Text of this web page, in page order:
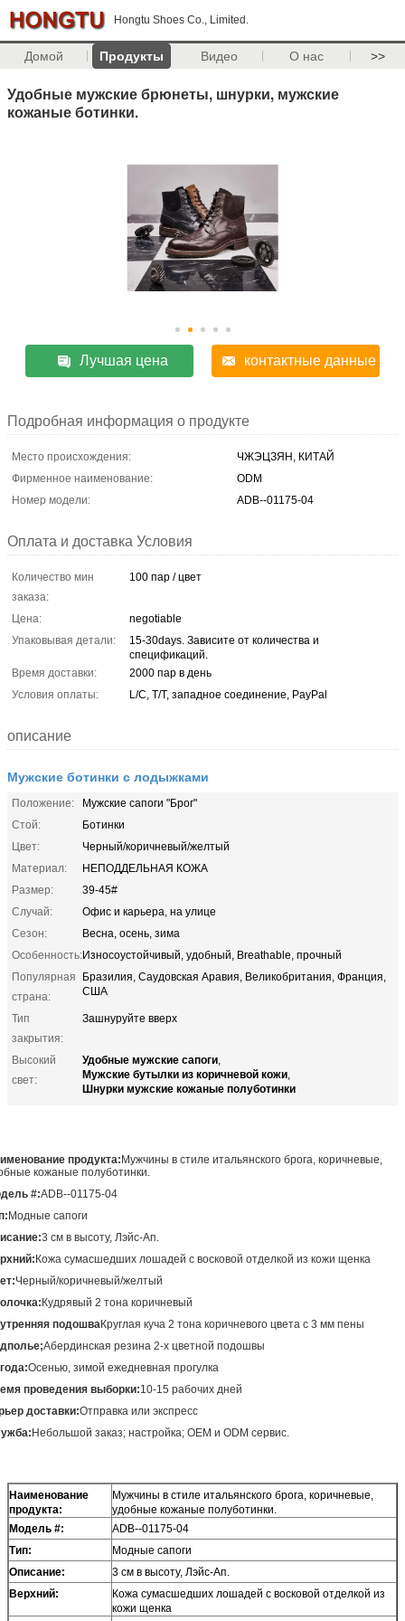
Hongtu Shoes Co., Limited.
Домой Продукты Видео О нас >>
Удобные мужские брюнеты, шнурки, мужские
кожаные ботинки.
Лучшая цена контактные данные
Подробная информация о продукте
Место происхождения:
ЧЖЭЦЗЯН, КИТАЙ
Фирменное наименование:
ODM
Номер модели:
ADB--01175-04
Оплата и доставка Условия
Количество мин
заказа:
100 пар / цвет
Цена:
negotiable
Упаковывая детали:
15-30days. Зависите от количества и
спецификаций.
Время доставки:
2000 пар в день
Условия оплаты:
L/C, T/T, западное соединение, PayPal
описание
Мужские ботинки с лодыжками
Положение:
Мужские сапоги "Брог"
Стой:
Ботинки
Цвет:
Черный/коричневый/желтый
Материал:
НЕПОДДЕЛЬНАЯ КОЖА
Размер:
39-45#
Случай:
Офис и карьера, на улице
Сезон:
Весна, осень, зима
Особенность:Износоустойчивый, удобный, Breathable, прочный
Популярная
страна:
Бразилия, Саудовская Аравия, Великобритания, Франция,
США
Тип
закрытия:
Зашнуруйте вверх
Высокий
свет:
Удобные мужские сапоги,
Мужские бутылки из коричневой кожи,
Шнурки мужские кожаные полуботинки
продукта:Мужчины в стиле итальянского брога, коричневые,
кожаные полуботинки.
#:ADB--01175-04
Модные сапоги
3 см в высоту, Лэйс-Ап.
Кожа сумасшедших лошадей с восковой отделкой из кожи щенка
Черный/коричневый/желтый
Кудрявый 2 тона коричневый
подошваКруглая куча 2 тона коричневого цвета с 3 мм пены
;Абердинская резина 2-х цветной подошвы
:Осенью, зимой ежедневная прогулка
проведения выборки:10-15 рабочих дней
доставки:Отправка или экспресс
:Небольшой заказ; настройка; OEM и ODM сервис.
Наименование
продукта:
Мужчины в стиле итальянского брога, коричневые,
удобные кожаные полуботинки.
Модель #:
ADB--01175-04
Тип:
Модные сапоги
Описание:
3 см в высоту, Лэйс-Ап.
Верхний:
Кожа сумасшедших лошадей с восковой отделкой из
кожи щенка